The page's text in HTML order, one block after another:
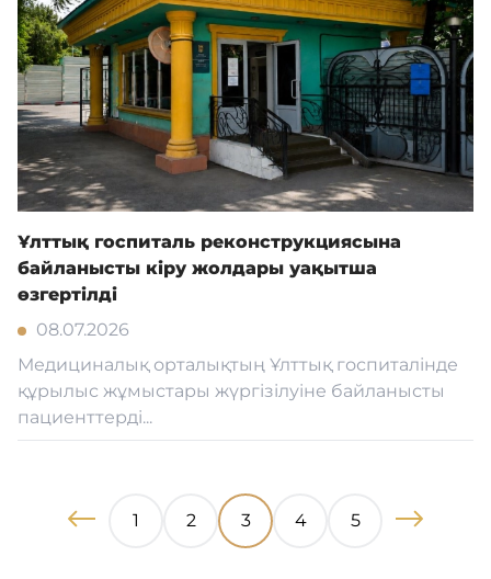
Ұлттық госпиталь реконструкциясына
байланысты кіру жолдары уақытша
өзгертілді
08.07.2026
Медициналық орталықтың Ұлттық госпиталінде
құрылыс жұмыстары жүргізілуіне байланысты
пациенттерді...
1 2 3 4 5